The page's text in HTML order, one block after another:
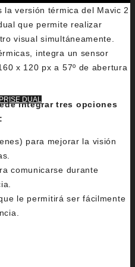
DUAL
la versión térmica del Mavic 2
que permite realizar
visual simultáneamente.
integra un sensor
x 120 px a 57º de abertura
integrar tres opciones
para mejorar la visión
comunicarse durante
le permitirá ser fácilmente